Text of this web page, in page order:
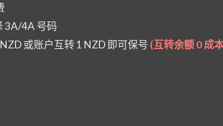
3A/4A 号码
或账户互转 1 NZD 即可保号 (互转余额 0 成